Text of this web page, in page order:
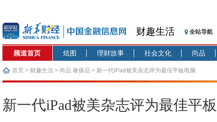
财趣生活 全站导航
频道首页 炫图 理财故事 社会文化 尚品
首页 > 财趣生活 > 尚品 奢侈品 > 新一代iPad被美杂志评为最佳平板电脑
新一代iPad被美杂志评为最佳平